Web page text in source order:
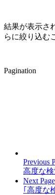
結果が表示さ
らに絞り込む
Pagination
Previous
高度な検
Next Page
｢高度な